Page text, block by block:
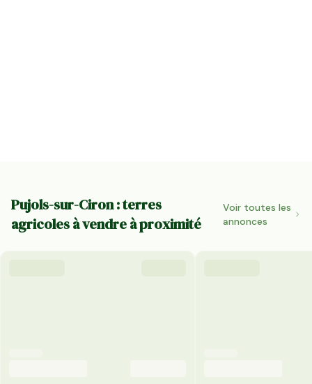
Pujols-sur-Ciron : terres
agricoles à vendre à proximité
Voir toutes les
annonces